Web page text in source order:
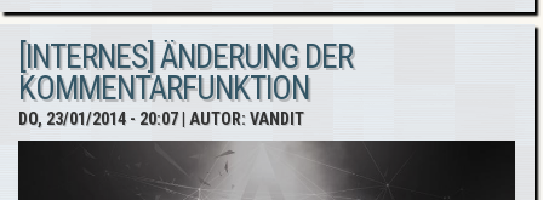
Creed 4:
Black Flag -
Single
Player
Community
[INTERNES] ÄNDERUNG DER
KOMMENTARFUNKTION
DO, 23/01/2014 - 20:07| AUTOR:VANDIT